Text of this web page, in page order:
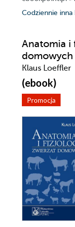
Codziennie inna
Anatomia i
domowych
Klaus Loeffler
(ebook)
Promocja